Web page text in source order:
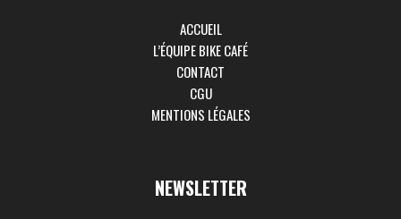
ACCUEIL
L’ÉQUIPE BIKE CAFÉ
CONTACT
CGU
MENTIONS LÉGALES
NEWSLETTER